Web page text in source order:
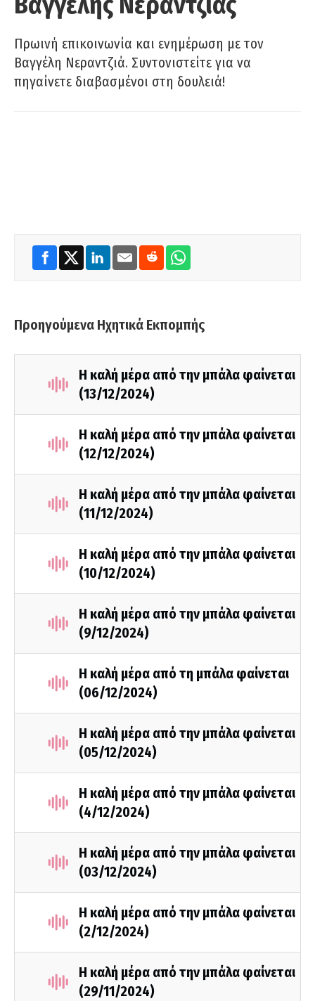
Πρωινή επικοινωνία και ενημέρωση με τον
Βαγγέλη Νεραντζιά. Συντονιστείτε για να
πηγαίνετε διαβασμένοι στη δουλειά!
Προηγούμενα Ηχητικά Εκπομπής
Η καλή μέρα από την μπάλα φαίνεται
(13/12/2024)
Η καλή μέρα από την μπάλα φαίνεται
(12/12/2024)
Η καλή μέρα από την μπάλα φαίνεται
(11/12/2024)
Η καλή μέρα από την μπάλα φαίνεται
(10/12/2024)
Η καλή μέρα από την μπάλα φαίνεται
(9/12/2024)
Η καλή μέρα από τη μπάλα φαίνεται
(06/12/2024)
Η καλή μέρα από την μπάλα φαίνεται
(05/12/2024)
Η καλή μέρα από την μπάλα φαίνεται
(4/12/2024)
Η καλή μέρα από την μπάλα φαίνεται
(03/12/2024)
Η καλή μέρα από την μπάλα φαίνεται
(2/12/2024)
Η καλή μέρα από την μπάλα φαίνεται
(29/11/2024)